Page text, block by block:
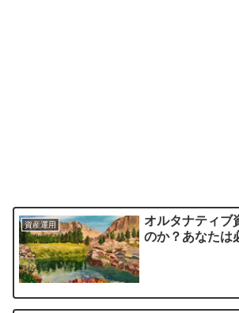
資産運用
オルタナティブ
のか？あなたは